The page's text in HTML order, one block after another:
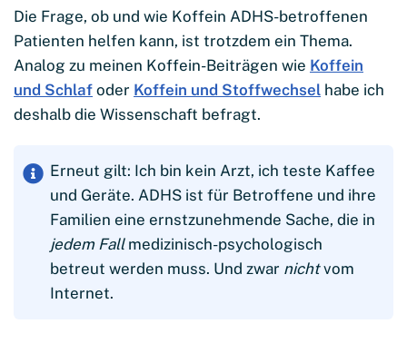
Die Frage, ob und wie Koffein ADHS-betroffenen
Patienten helfen kann, ist trotzdem ein Thema.
Analog zu meinen Koffein-Beiträgen wie Koffein
und Schlaf oder Koffein und Stoffwechsel habe ich
deshalb die Wissenschaft befragt.
Erneut gilt: Ich bin kein Arzt, ich teste Kaffee
und Geräte. ADHS ist für Betroffene und ihre
Familien eine ernstzunehmende Sache, die in
jedem Fall medizinisch-psychologisch
betreut werden muss. Und zwar nichtvom
Internet.